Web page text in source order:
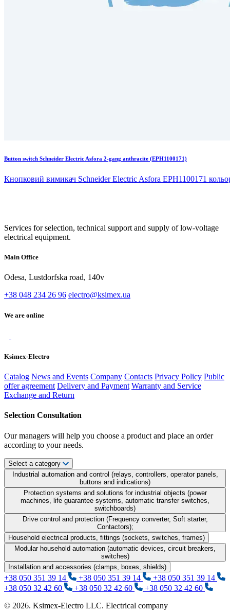
Button switch Schneider Electric Asfora 2-gang anthracite (EPH1100171)
Кнопковий вимикач Schneider Electric Asfora EPH1100171
Services for selection, technical support and supply of low-voltage
electrical equipment.
Main Office
Odesa, Lustdorfska road, 140v
+38 048 234 26 96 electro@ksimex.ua
We are online
Ksimex-Electro
Catalog News and Events Company Contacts Privacy Policy Public
offer agreement Delivery and Payment Warranty and Service
Exchange and Return
Selection Consultation
Our managers will help you choose a product and place an order
according to your needs.
Select a category
Industrial automation and control (relays, controllers, operator panels,
buttons and indications)
Protection systems and solutions for industrial objects (power
machines, life guarantee systems, automatic transfer switches,
switchboards)
Drive control and protection (Frequency converter, Soft starter,
Contactors);
Household electrical products, fittings (sockets, switches, frames)
Modular household automation (automatic devices, circuit breakers,
switches)
Installation and accessories (clamps, boxes, shields)
+38 050 351 39 14 +38 050 351 39 14
+38 050 351 39 14
+38 050 32 42 60
+38 050 32 42 60
+38 050 32 42 60
© 2026. Ksimex-Electro LLC. Electrical company